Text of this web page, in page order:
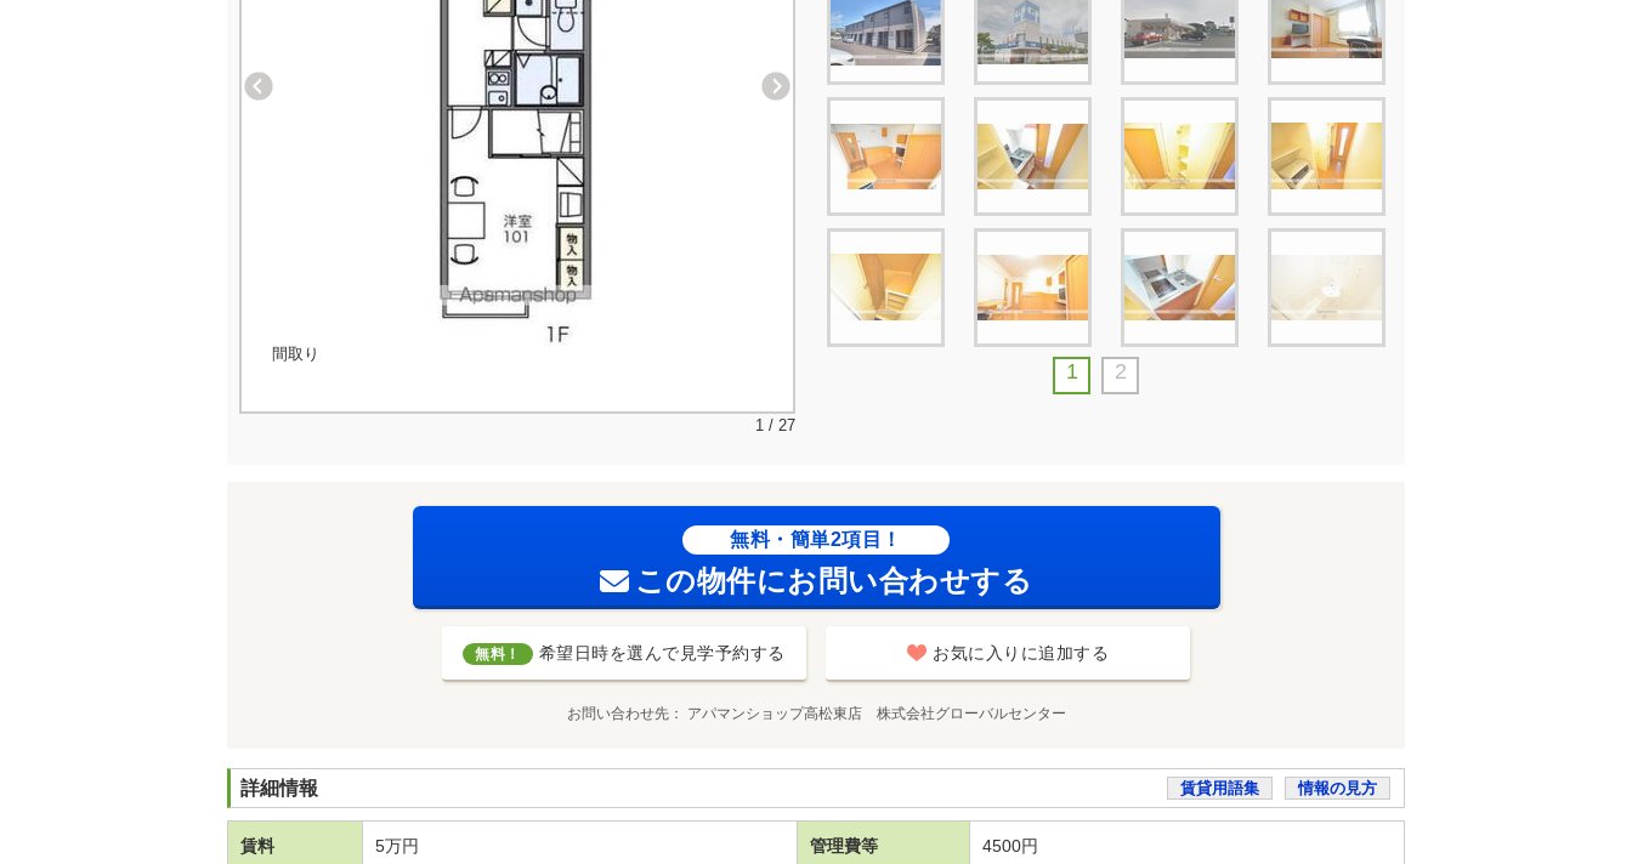
間取り
1 / 27
1 2
無料・簡単2項目！
この物件にお問い合わせする
無料！ 希望日時を選んで見学予約する お気に入りに追加する
お問い合わせ先 アパマンショップ高松東店 株式会社グローバルセンター
詳細情報 賃貸用語集 情報の見方
賃料 5万円 管理費等 4500円